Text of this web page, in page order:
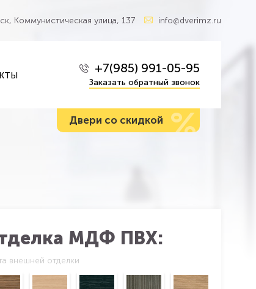
Коммунистическая улица, 137 info@dverimz.ru
+7(985) 991-05-95
Заказать обратный звонок
Двери со скидкой %
МДФ ПВХ:
внешней отделки